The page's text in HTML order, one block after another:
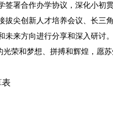
署合作办学协议，深化小初
尖创新人才培养会议、长三
来方向进行分享和深入研讨。
荣和梦想、拼搏和辉煌，愿